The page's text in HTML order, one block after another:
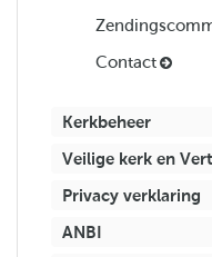
Contact
Kerkbeheer
Veilige kerk en
Privacy verklaring
ANBI